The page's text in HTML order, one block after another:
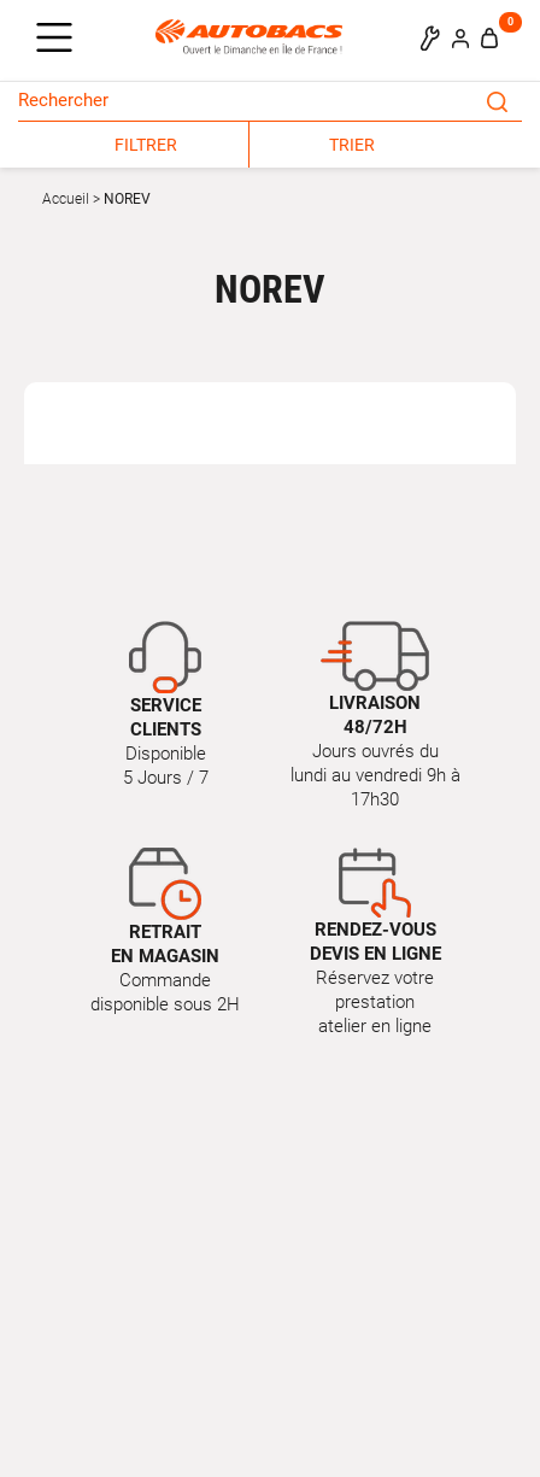
0
FILTRER TRIER
Accueil NOREV
NOREV
SERVICE
CLIENTS
Disponible
5 Jours / 7
LIVRAISON
48/72H
Jours ouvrés du
lundi au vendredi 9h à
17h30
RETRAIT
EN MAGASIN
Commande
disponible sous 2H
RENDEZ-VOUS
DEVIS EN LIGNE
Réservez votre
prestation
atelier en ligne